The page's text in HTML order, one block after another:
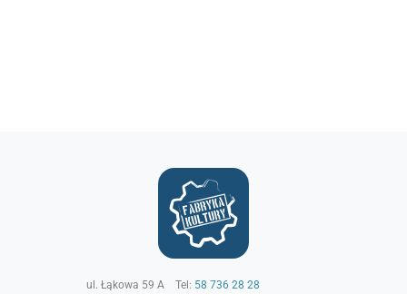
ul. Łąkowa 59 A Tel: 58 736 28 28